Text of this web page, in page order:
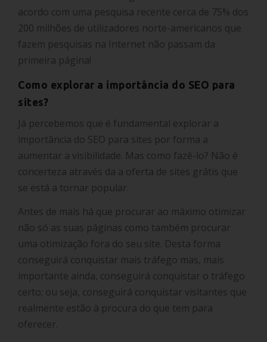
acordo com uma pesquisa recente cerca de 75% dos
200 milhões de utilizadores norte-americanos que
fazem pesquisas na Internet não passam da
primeira página!
Como explorar a importância do SEO para
sites?
Já percebemos que é fundamental explorar a
importância do SEO para sites por forma a
aumentar a visibilidade. Mas como fazê-lo? Não é
concerteza através da a oferta de sites grátis que
se está a tornar popular.
Antes de mais há que procurar ao máximo otimizar
não só as suas páginas como também procurar
uma otimização fora do seu site. Desta forma
conseguirá conquistar mais tráfego mas, mais
importante ainda, conseguirá conquistar o tráfego
certo; ou seja, conseguirá conquistar visitantes que
realmente estão à procura do que tem para
oferecer.